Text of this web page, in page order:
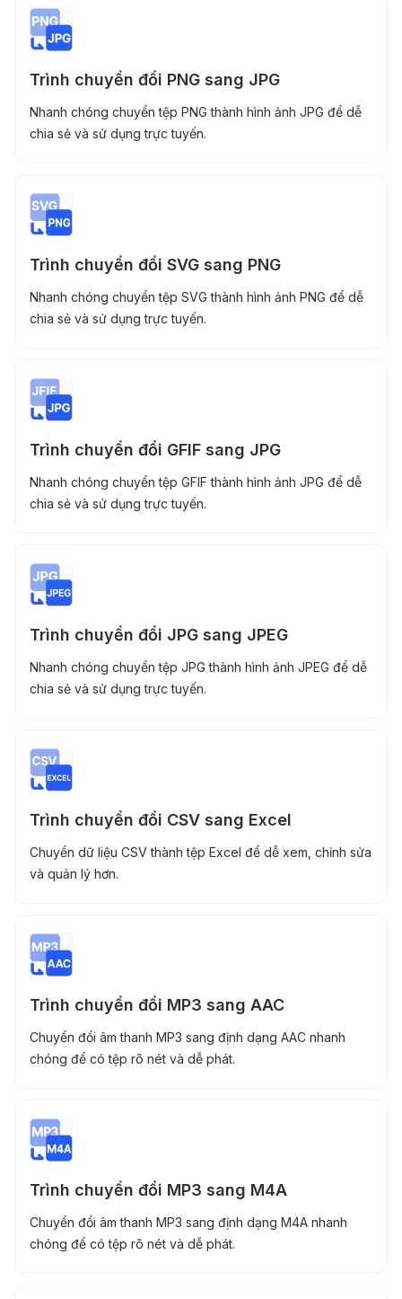
Trình chuyển đổi PNG sang JPG
Nhanh chóng chuyển tệp PNG thành hình ảnh JPG để dễ
chia sẻ và sử dụng trực tuyến.
Trình chuyển đổi SVG sang PNG
Nhanh chóng chuyển tệp SVG thành hình ảnh PNG để dễ
chia sẻ và sử dụng trực tuyến.
Trình chuyển đổi GFIF sang JPG
Nhanh chóng chuyển tệp GFIF thành hình ảnh JPG để dễ
chia sẻ và sử dụng trực tuyến.
Trình chuyển đổi JPG sang JPEG
Nhanh chóng chuyển tệp JPG thành hình ảnh JPEG để dễ
chia sẻ và sử dụng trực tuyến.
Trình chuyển đổi CSV sang Excel
Chuyển dữ liệu CSV thành tệp Excel để dễ xem, chỉnh sửa
và quản lý hơn.
Trình chuyển đổi MP3 sang AAC
Chuyển đổi âm thanh MP3 sang định dạng AAC nhanh
chóng để có tệp rõ nét và dễ phát.
Trình chuyển đổi MP3 sang M4A
Chuyển đổi âm thanh MP3 sang định dạng M4A nhanh
chóng để có tệp rõ nét và dễ phát.